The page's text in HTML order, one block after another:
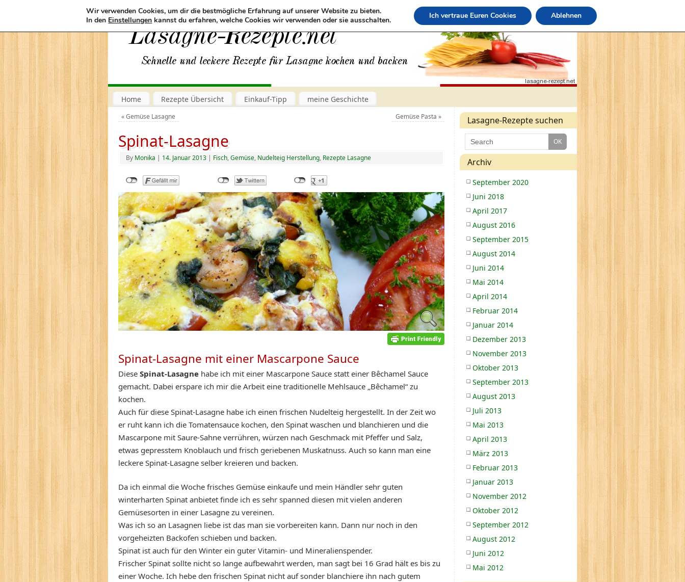
Home Rezepte Übersicht Einkauf-Tipp meine Geschichte
«Gemüse Lasagne Gemüse Pasta »
Spinat-Lasagne
By Monika | 14. Januar 2013 | Fisch,Gemüse, Nudelteig Herstellung, Rezepte Lasagne
Spinat-Lasagne mit einer Mascarpone Sauce
Diese Spinat-Lasagne habe ich mit einer Mascarpone Sauce statt einer Bêchamel Sauce
gemacht. Dabei erspare ich mir die Arbeit eine traditionelle Mehlsauce „Bêchamel“ zu
kochen.
Auch für diese Spinat-Lasagne habe ich einen frischen Nudelteig hergestellt. In der Zeit wo
er ruht kann ich die Tomatensauce kochen, den Spinat waschen und blanchieren und die
Mascarpone mit Saure-Sahne verrühren, würzen nach Geschmack mit Pfeffer und Salz,
etwas gepresstem Knoblauch und frisch geriebenen Muskatnuss. Auch so kann man eine
leckere Spinat-Lasagne selber kreieren und backen.
Da ich einmal die Woche frisches Gemüse einkaufe und mein Händler sehr guten
winterharten Spinat anbietet finde ich es sehr spanned diesen mit vielen anderen
Gemüsesorten in einer Lasagne zu vereinen.
Was ich so an Lasagnen liebe ist das man sie vorbereiten kann. Dann nur noch in den
vorgeheizten Backofen schieben und backen.
Spinat ist auch für den Winter ein guter Vitamin- und Mineralienspender.
Frischer Spinat sollte nicht so lange aufbewahrt werden, man sagt bei 16 Grad hält es bis zu
einer Woche. Ich hebe den frischen Spinat nicht auf sonder blanchiere ihn nach gutem
Lasagne-Rezepte suchen
Archiv
September 2020
Juni 2018
April 2017
August 2016
September 2015
August 2014
Juni 2014
Mai 2014
April 2014
Februar 2014
Januar 2014
Dezember 2013
November 2013
Oktober 2013
September 2013
August 2013
Juli 2013
Mai 2013
April 2013
März 2013
Februar 2013
Januar 2013
November 2012
Oktober 2012
September 2012
August 2012
Juni 2012
Mai 2012
Wir verwenden Cookies, um dir die bestmögliche Erfahrung auf unserer Website zu bieten.
In den Einstellungen kannst du erfahren, welche Cookies wir verwenden oder sie ausschalten. Ich vertraue Euren Cookies Ablehnen